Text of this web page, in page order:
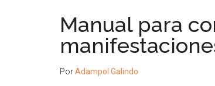
Manual para
PorAdampol Galindo